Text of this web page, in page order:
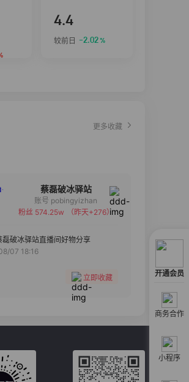
开通会员
商务合作
小程序
4.4
较前日 -2.02%
更多收藏
蔡磊破冰驿站
备注
分组
账号 pobingyizhan
粉丝 574.25w
（昨天+276）
磊破冰驿站直播间好物分享
07 18:16
立即收藏